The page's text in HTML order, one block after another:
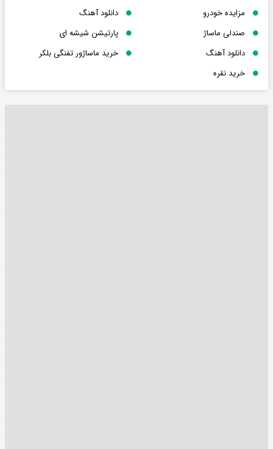
مزایده خودرو
دانلود آهنگ
صندلی ماساژ
پارتیشن شیشه ای
دانلود آهنگ
خرید ماساژور تفنگی بلکر
خرید نقره